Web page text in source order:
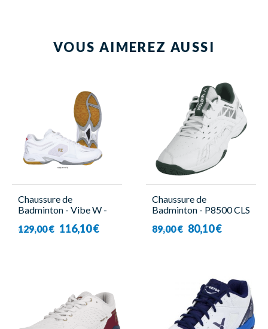
VOUS AIMEREZ AUSSI
Chaussure de
Badminton - Vibe W -
129,00 € 116,10 €
Chaussure de
Badminton - P8500 CLS
89,00 € 80,10 €